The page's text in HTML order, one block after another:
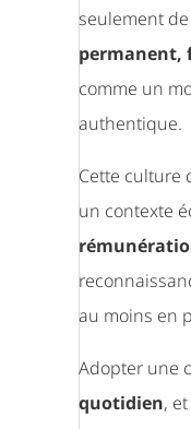
seulement
permanent,
comme un
authentique.
Cette culture
un contexte
au moins en
Adopter une
quotidien,